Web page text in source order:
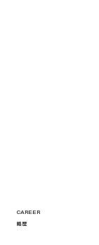
CAREER
略歴